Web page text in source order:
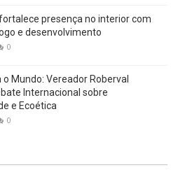
presença no interior com
e desenvolvimento
0
o Mundo: Vereador Roberval
Internacional sobre
e Ecoética
0